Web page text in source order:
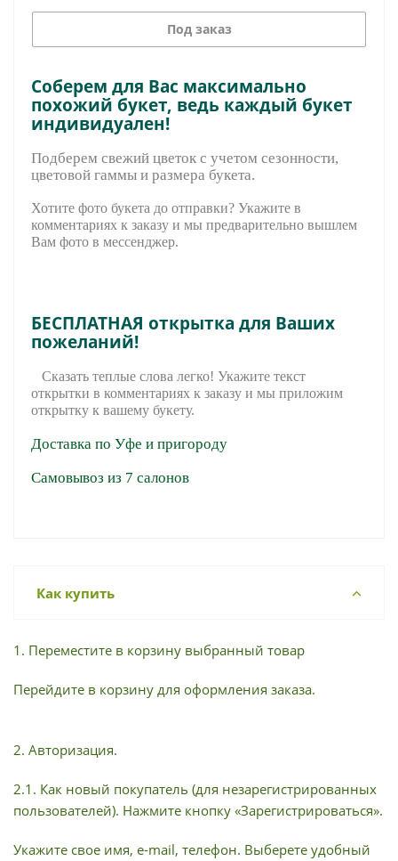
Под заказ
Соберем для Вас максимально
похожий букет, ведь каждый букет
индивидуален!
Подберем свежий цветок с учетом сезонности,
цветовой гаммы и размера букета.
Хотите фото букета до отправки? Укажите в
комментариях к заказу и мы предварительно вышлем
Вам фото в мессенджер.
БЕСПЛАТНАЯ открытка для Ваших
пожеланий!
Сказать теплые слова легко! Укажите текст
открытки в комментариях к заказу и мы приложим
открытку к вашему букету.
Доставка по Уфе и пригороду
Самовывоз из 7 салонов
Как купить
1. Переместите в корзину выбранный товар
Перейдите в корзину для оформления заказа.
2. Авторизация.
2.1. Как новый покупатель (для незарегистрированных
пользователей). Нажмите кнопку «Зарегистрироваться».
Укажите свое имя, e-mail, телефон. Выберете удобный